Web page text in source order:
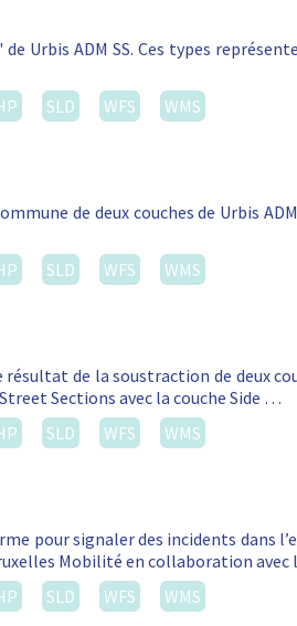
Urbis ADM SS. Ces types
SLD WFS WMS
de deux couches de Urbis
SLD WFS WMS
de la soustraction de deux
Sections avec la couche Side …
SLD WFS WMS
pour signaler des incidents dans
Mobilité en collaboration
SLD WFS WMS